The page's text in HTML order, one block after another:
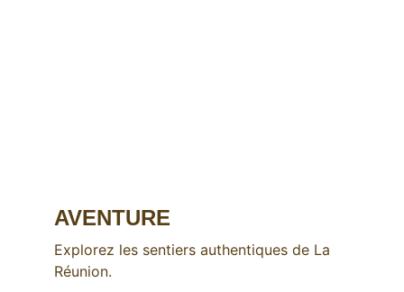
AVENTURE
Explorez les sentiers authentiques de La
Réunion.